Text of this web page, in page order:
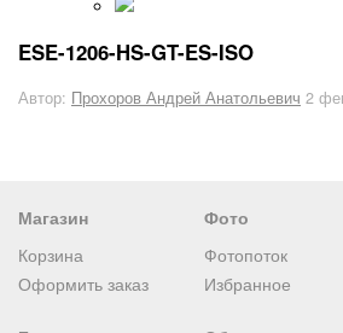
ESE-1206-HS-GT-ES-ISO
Автор: Прохоров Андрей Анатольевич 2
Магазин
Корзина
Оформить заказ
Фото
Фотопоток
Избранное